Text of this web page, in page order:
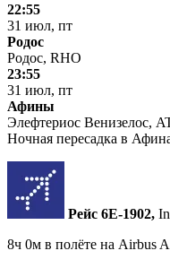
22:55
31 июл, пт
Родос
Родос, RHO
23:55
31 июл, пт
Афины
Элефтериос Венизелос,
Ночная пересадка в
Рейс 6E‑1902,
8ч 0м в полёте на Airbus